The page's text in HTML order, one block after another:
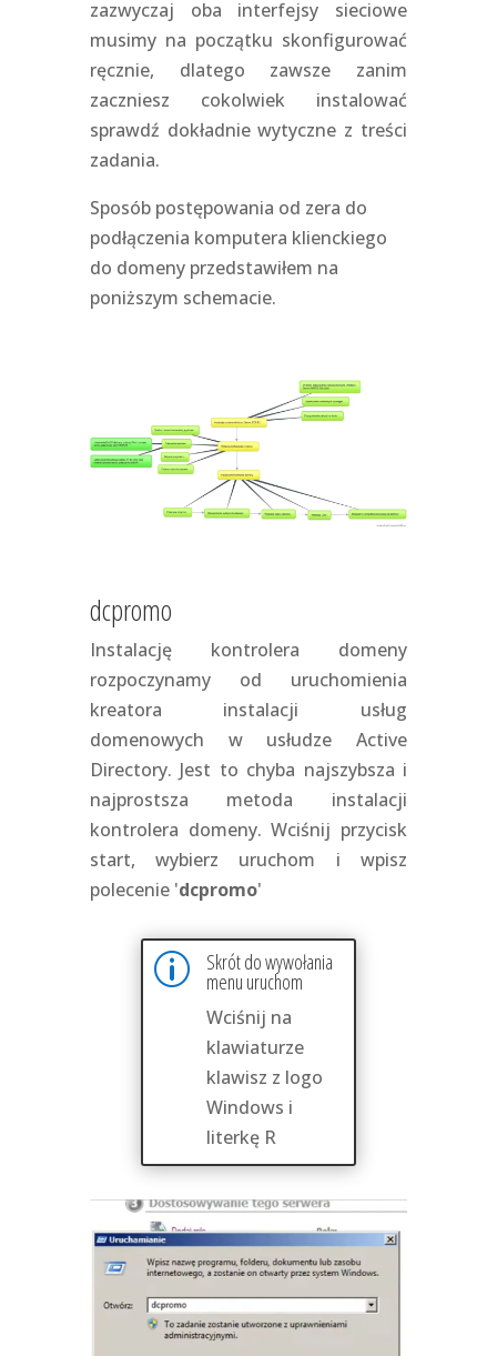
zazwyczaj oba interfejsy sieciowe
musimy na początku skonfigurować
ręcznie, dlatego zawsze zanim
zaczniesz cokolwiek instalować
sprawdź dokładnie wytyczne z treści
zadania.
Sposób postępowania od zera do
podłączenia komputera klienckiego
do domeny przedstawiłem na
poniższym schemacie.
dcpromo
Instalację kontrolera domeny
rozpoczynamy od uruchomienia
kreatora instalacji usług
domenowych w usłudze Active
Directory. Jest to chyba najszybsza i
najprostsza metoda instalacji
kontrolera domeny. Wciśnij przycisk
start, wybierz uruchom i wpisz
polecenie 'dcpromo'
p Skrót do wywołania
menu uruchom
Wciśnij na
klawiaturze
klawisz z logo
Windows i
literkę R